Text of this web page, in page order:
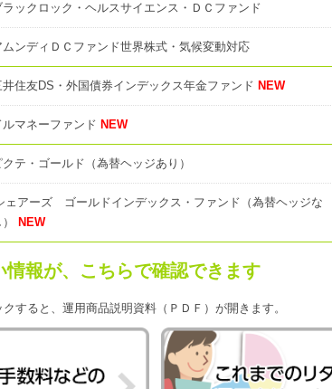
ラックロック・ヘルスサイエンス・ＤＣファンド
ムンディＤＣファンド世界株式・気候変動対応
井住友DS・外国債券インデックス年金ファンド NEW
ルマネーファンド NEW
クテ・ゴールド（為替ヘッジあり）
ェアーズ ゴールドインデックス・ファンド（為替ヘッジな
NEW
情報が、こちらで確認できます
すると、運用商品説明資料（ＰＤＦ）が開きます。